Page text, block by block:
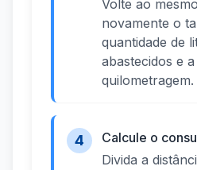
Volte ao
novamente o
quantidade de
abastecidos e
quilometragem.
4
Calcule o
Divida a